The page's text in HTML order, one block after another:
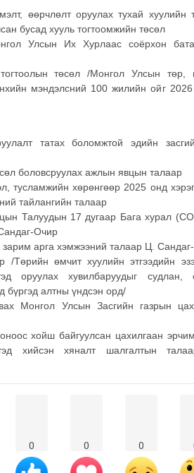
өөрчлөлт оруулах тухай хуулийн
бусад хууль тогтоомжийн төсөл
Улсын Их Хурлаас соёрхон
төсөл /Монгол Улсын төр,
мэндэлсний 100 жилийн ойг 2026
татах боломжтой эдийн
боловсруулах ажлын явцын талаар
тусламжийн хөрөнгөөр 2025 онд
тайлангийн талаар
Талуудын 17 дугаар Бага хурал
Очир
зарим арга хэмжээний талаар Ц.
/Төрийн өмчит хуулийн этгээдийн
оруулах хувилбаруудыг судлан,
бүргэд алтны үндсэн орд/
Монгол Улсын Засгийн газрын
хойш байгуулсан цахилгаан
хийсэн хяналт шалгалтын
0 0 0